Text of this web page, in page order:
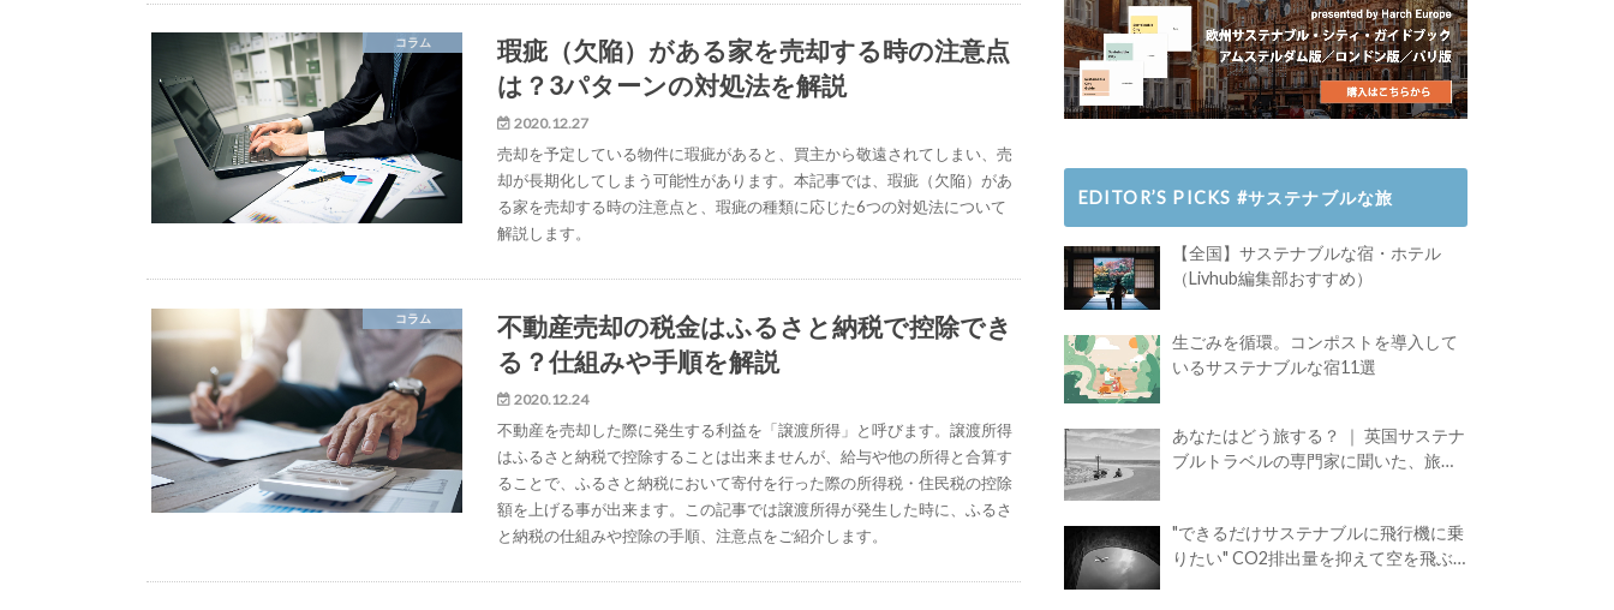
コラム
瑕疵（欠陥）がある家を売却する時の注意点
は？3パターンの対処法を解説
2020.12.27
売却を予定している物件に瑕疵があると、買主から敬遠されてしまい、売
却が長期化してしまう可能性があります。本記事では、瑕疵（欠陥）があ
る家を売却する時の注意点と、瑕疵の種類に応じた6つの対処法について
解説します。
コラム
不動産売却の税金はふるさと納税で控除でき
る？仕組みや手順を解説
2020.12.24
不動産を売却した際に発生する利益を「譲渡所得」と呼びます。譲渡所得
はふるさと納税で控除することは出来ませんが、給与や他の所得と合算す
ることで、ふるさと納税において寄付を行った際の所得税・住民税の控除
額を上げる事が出来ます。この記事では譲渡所得が発生した時に、ふるさ
と納税の仕組みや控除の手順、注意点をご紹介します。
EDITOR’S PICKS #サステナブルな旅
【全国】サステナブルな宿・ホテル
（Livhub編集部おすすめ）
生ごみを循環。コンポストを導入して
いるサステナブルな宿11選
あなたはどう旅する？ ｜ 英国サステナ
ブルトラベルの専門家に聞いた、旅の
"できるだけサステナブルに飛行機に乗
りたい" CO2排出量を抑えて空を飛ぶ